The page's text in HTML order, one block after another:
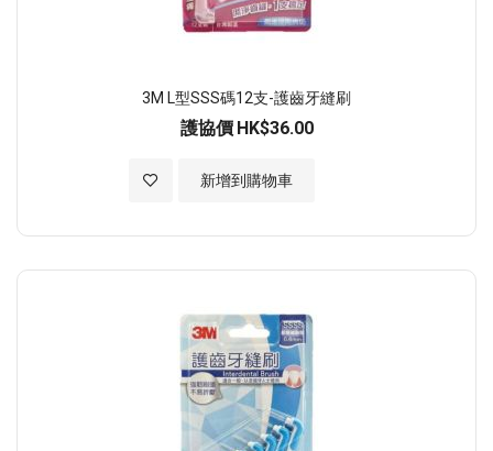
3M L型SSS碼12支-護齒牙縫刷
護協價 HK$36.00
新增到購物車
加入至願望清單